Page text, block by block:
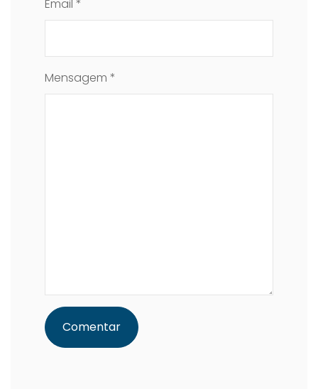
Email *
Mensagem *